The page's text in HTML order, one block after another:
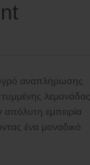
αναπλήρωσης
λεμονάδας
απόλυτη εμπειρία
ένα μοναδικό